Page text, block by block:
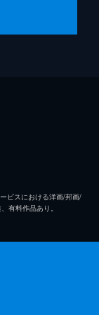
ビスにおける洋画/邦画/
有料作品あり。